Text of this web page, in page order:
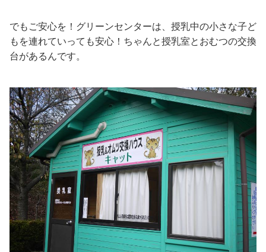
でもご安心を！グリーンセンターは、授乳中の小さな子ど
もを連れていっても安心！ちゃんと授乳室とおむつの交換
台があるんです。